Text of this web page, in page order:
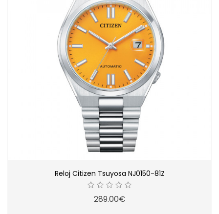
Reloj Citizen Tsuyosa NJ0150-81Z
289.00€